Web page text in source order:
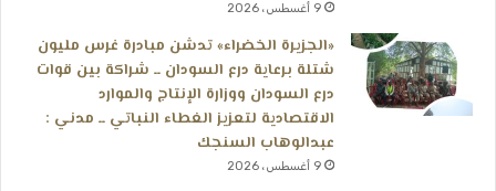
9 أغسطس، 2026
«الجزيرة الخضراء» تدشن مبادرة غرس مليون
شتلة برعاية درع السودان ــ شراكة بين قوات
درع السودان ووزارة الإنتاج والموارد
الاقتصادية لتعزيز الغطاء النباتي ــ مدني :
عبدالوهاب السنجك
9 أغسطس، 2026